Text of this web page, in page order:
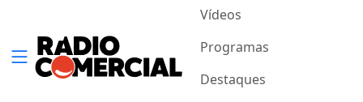
Vídeos
Programas
Destaques